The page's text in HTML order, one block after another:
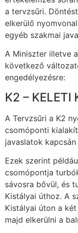
a tervzsűri.
elkerülő
egyéb szakmai
A Miniszter illetve
következő
engedélyezésre:
K2 – KELETI
A Tervzsűri a K2
csomóponti
javaslatok
Ezek szerint
csomópontja
sávosra bővül, és
Kistályai úthoz. A
Kistályai úton a
majd elkerülni a